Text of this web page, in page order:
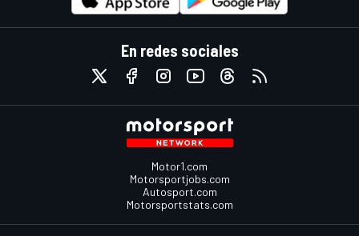
En redes sociales
Motor1.com
Motorsportjobs.com
Autosport.com
Motorsportstats.com